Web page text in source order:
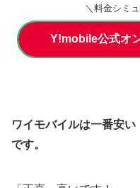
＼料金シミ
Y!mobile公式オ
ワイモバイルは一番安
です。